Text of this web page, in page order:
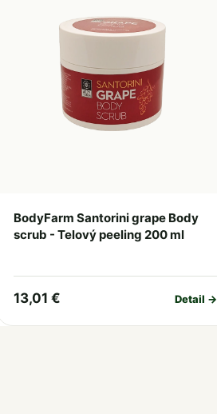
BodyFarm Santorini grape Body
scrub - Telový peeling 200 ml
13,01 € Detail →